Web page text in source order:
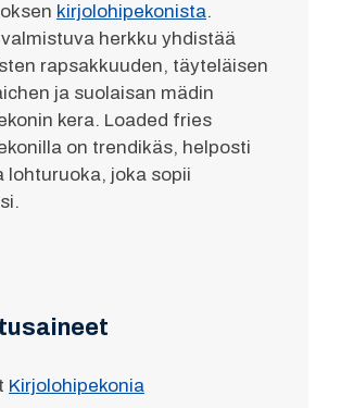
kirjolohipekonista.
herkku yhdistää
rapsakkuuden, täyteläisen
ja suolaisan mädin
kera. Loaded fries
on trendikäs, helposti
lohturuoka, joka sopii
Kirjolohipekonia